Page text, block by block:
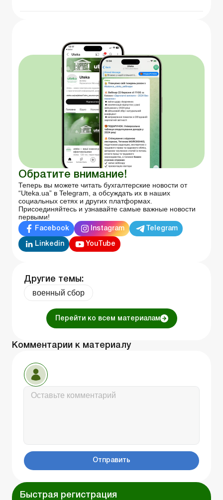
Обратите внимание!
Теперь вы можете читать бухгалтерские новости от
“Uteka.ua” в Telegram, а обсуждать их в наших
социальных сетях и других платформах.
Присоединяйтесь и узнавайте самые важные новости
первыми!
Facebook Instagram Telegram
Linkedin YouTube
Другие темы:
военный сбор
Перейти ко всем материалам
Комментарии к материалу
Отправить
Быстрая регистрация